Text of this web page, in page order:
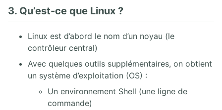
3. Qu’est-ce que Linux ?
Linux est d’abord le nom d’un noyau (le
contrôleur central)
Avec quelques outils supplémentaires, on obtient
un système d’exploitation (OS) :
Un environnement Shell (une ligne de
commande)